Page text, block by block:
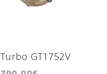
Turbo GT1752V